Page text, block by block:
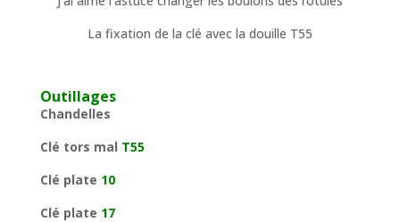
La fixation de la clé avec la douille T55
Outillages
Chandelles
Clé tors mal T55
Clé plate 10
Clé plate 17